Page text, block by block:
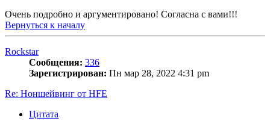
Очень подробно и аргументировано! Согласна с вами!!!
Вернуться к началу
Rockstar
Сообщения: 336
Зарегистрирован: Пн мар 28, 2022 4:31 pm
Re: Ноншейвинг от HFE
Цитата